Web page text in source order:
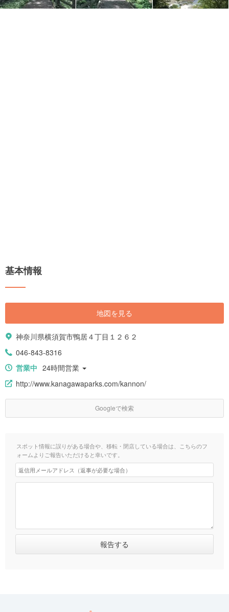
基本情報
地図を見る
神奈川県横須賀市鴨居４丁目１２６２
046-843-8316
営業中 24時間営業
http://www.kanagawaparks.com/kannon/
Googleで検索
スポット情報に誤りがある場合や、移転・閉店している場合は、こちらのフ
ォームよりご報告いただけると幸いです。